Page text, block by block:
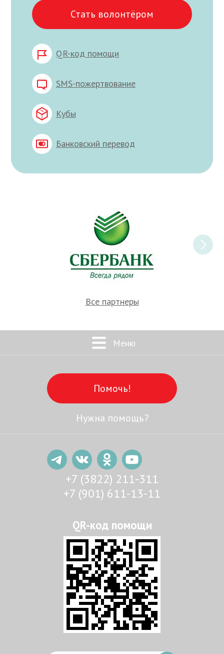
Стать волонтёром
QR-код помощи
SMS-пожертвование
Кубы
Банковский перевод
Все партнеры
Меню
Помочь!
Нужна помощь?
+7 (3822) 211-311
+7 (901) 611-13-11